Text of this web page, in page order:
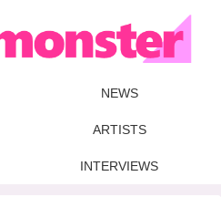
NEWS
ARTISTS
INTERVIEWS